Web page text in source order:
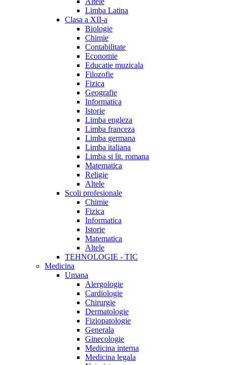
Limba Latina
Clasa a XII-a
Biologie
Chimie
Contabilitate
Economie
Educatie muzicala
Filozofie
Fizica
Geografie
Informatica
Istorie
Limba engleza
Limba franceza
Limba germana
Limba italiana
Limba si lit. romana
Matematica
Religie
Altele
Scoli profesionale
Chimie
Fizica
Informatica
Istorie
Matematica
Altele
TEHNOLOGIE - TIC
Medicina
Umana
Alergologie
Cardiologie
Chirurgie
Dermatologie
Fiziopatologie
Generala
Ginecologie
Medicina interna
Medicina legala